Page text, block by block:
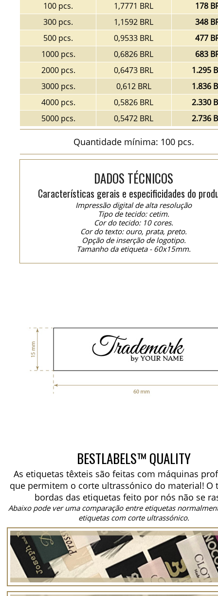
100 pcs. 1,7771 BRL
178
300 pcs.
1,1592 BRL
348
500 pcs.
0,9533 BRL
477
1000 pcs.
0,6826 BRL
683
2000 pcs.
0,6473 BRL
1.295
3000 pcs.
0,612 BRL
1.836
4000 pcs.
0,5826 BRL
2.330
5000 pcs.
0,5472 BRL 2.736
Quantidade mínima: 100 pcs.
DADOS TÉCNICOS
Características gerais e especificidades do
Impressão digital de alta resolução
Tipo de tecido: cetim.
Cor do tecido: 10 cores.
Cor do texto: ouro, prata, preto.
Opção de inserção de logotipo.
Tamanho da etiqueta - 60x15mm.
BESTLABELS™ QUALITY
As etiquetas têxteis são feitas com máquinas
que permitem o corte ultrassónico do material! O
bordas das etiquetas feito por nós não se
Abaixo pode ver uma comparação entre etiquetas
etiquetas com corte ultrassónico.